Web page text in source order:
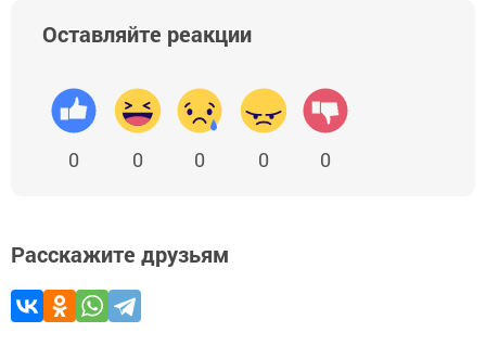
Оставляйте реакции
0 0 0 0 0
Расскажите друзьям